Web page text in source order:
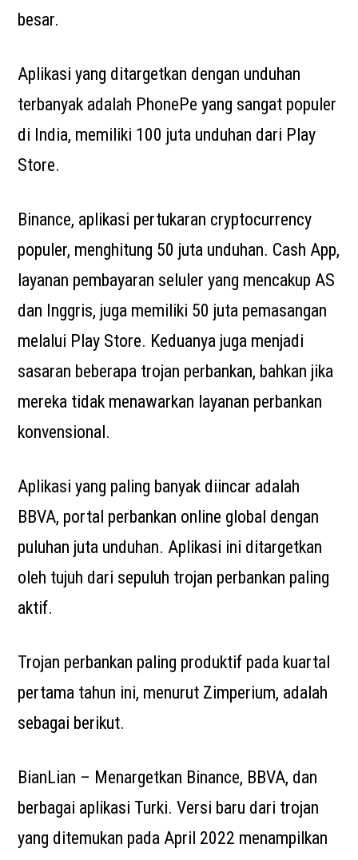
besar.
Aplikasi yang ditargetkan dengan unduhan
terbanyak adalah PhonePe yang sangat populer
di India, memiliki 100 juta unduhan dari Play
Store.
Binance, aplikasi pertukaran cryptocurrency
populer, menghitung 50 juta unduhan. Cash App,
layanan pembayaran seluler yang mencakup AS
dan Inggris, juga memiliki 50 juta pemasangan
melalui Play Store. Keduanya juga menjadi
sasaran beberapa trojan perbankan, bahkan jika
mereka tidak menawarkan layanan perbankan
konvensional.
Aplikasi yang paling banyak diincar adalah
BBVA, portal perbankan online global dengan
puluhan juta unduhan. Aplikasi ini ditargetkan
oleh tujuh dari sepuluh trojan perbankan paling
aktif.
Trojan perbankan paling produktif pada kuartal
pertama tahun ini, menurut Zimperium, adalah
sebagai berikut.
BianLian – Menargetkan Binance, BBVA, dan
berbagai aplikasi Turki. Versi baru dari trojan
yang ditemukan pada April 2022 menampilkan